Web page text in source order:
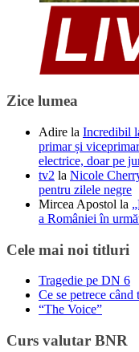
Zice lumea
Adire la Incredibil
primar și
electrice, doar pe
tv2 la Nicole
pentru zilele negre
Mircea Apostol la
a României în
Cele mai noi titluri
Tragedie pe DN 6
Ce se petrece când
“The Voice”
Curs valutar BNR